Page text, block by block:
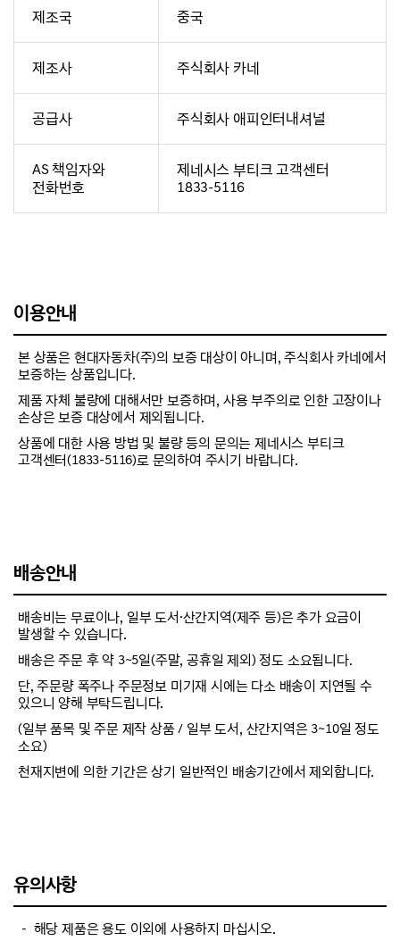
제조국 중국
제조사 주식회사 카네
공급사 주식회사 애피인터내셔널
AS 책임자와
전화번호
제네시스 부티크 고객센터
1833-5116
이용안내
본 상품은 현대자동차(주)의 보증 대상이 아니며, 주식회사 카네에서
보증하는 상품입니다.
제품 자체 불량에 대해서만 보증하며, 사용 부주의로 인한 고장이나
손상은 보증 대상에서 제외됩니다.
상품에 대한 사용 방법 및 불량 등의 문의는 제네시스 부티크
고객센터(1833-5116)로 문의하여 주시기 바랍니다.
배송안내
배송비는 무료이나, 일부 도서·산간지역(제주 등)은 추가 요금이
발생할 수 있습니다.
배송은 주문 후 약 3~5일(주말, 공휴일 제외) 정도 소요됩니다.
단, 주문량 폭주나 주문정보 미기재 시에는 다소 배송이 지연될 수
있으니 양해 부탁드립니다.
(일부 품목 및 주문 제작 상품 / 일부 도서, 산간지역은 3~10일 정도
소요)
천재지변에 의한 기간은 상기 일반적인 배송기간에서 제외합니다.
유의사항
－ 해당 제품은 용도 이외에 사용하지 마십시오.